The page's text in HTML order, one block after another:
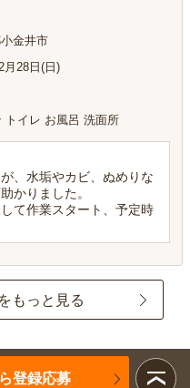
金井市
月28日(日)
トイレ お風呂 洗面所
、水垢やカビ、ぬめりな
かりました。
て作業スタート、予定時
もっと見る
登録応募